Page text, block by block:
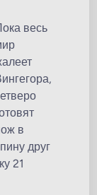
весь
в
друг
21